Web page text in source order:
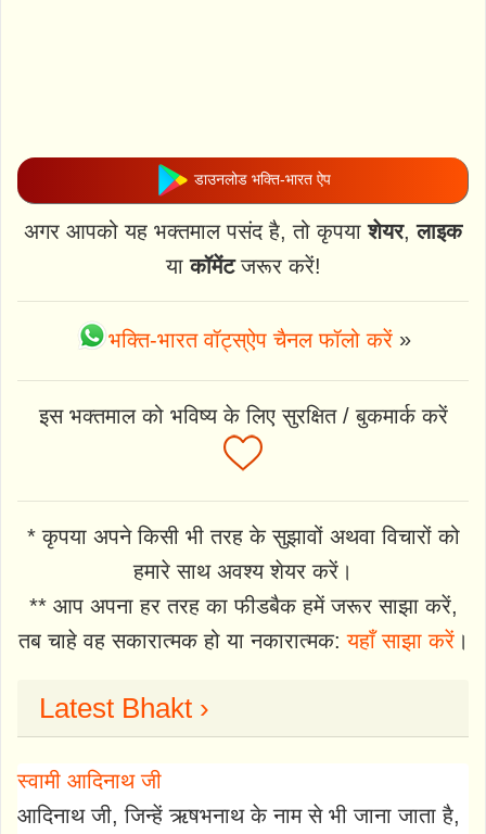
डाउनलोड भक्ति-भारत ऐप
अगर आपको यह भक्तमाल पसंद है, तो कृपयाशेयर,लाइक
याकॉमेंटजरूर करें!
भक्ति-भारत वॉट्स्ऐप चैनल फॉलो करें»
इस भक्तमाल को भविष्य के लिए सुरक्षित / बुकमार्क करें
* कृपया अपने किसी भी तरह के सुझावों अथवा विचारों को
हमारे साथ अवश्य शेयर करें।
** आप अपना हर तरह का फीडबैक हमें जरूर साझा करें,
तब चाहे वह सकारात्मक हो या नकारात्मक:यहाँ साझा करें।
Latest Bhakt ›
स्वामी आदिनाथ जी
आदिनाथ जी, जिन्हें ऋषभनाथ के नाम से भी जाना जाता है,